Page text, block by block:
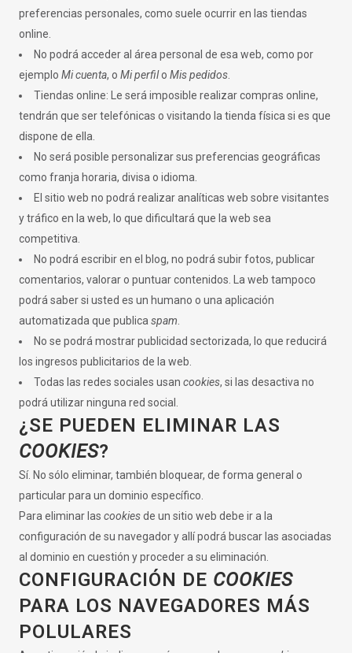
preferencias personales, como suele ocurrir en las tiendas
online.
No podrá acceder al área personal de esa web, como por
ejemplo Mi cuenta, o Mi perfilo Mis pedidos
Tiendas online: Le será imposible realizar compras online,
tendrán que ser telefónicas o visitando la tienda física si es que
dispone de ella.
No será posible personalizar sus preferencias geográficas
como franja horaria, divisa o idioma.
El sitio web no podrá realizar analíticas web sobre visitantes
y tráfico en la web, lo que dificultará que la web sea
competitiva.
No podrá escribir en el blog, no podrá subir fotos, publicar
comentarios, valorar o puntuar contenidos. La web tampoco
podrá saber si usted es un humano o una aplicación
automatizada que publica spam
No se podrá mostrar publicidad sectorizada, lo que reducirá
los ingresos publicitarios de la web.
Todas las redes sociales usan cookies, si las desactiva no
podrá utilizar ninguna red social.
¿SE PUEDEN ELIMINAR LAS
COOKIES?
Sí. No sólo eliminar, también bloquear, de forma general o
particular para un dominio específico.
Para eliminar las cookiesde un sitio web debe ir a la
configuración de su navegador y allí podrá buscar las asociadas
al dominio en cuestión y proceder a su eliminación.
CONFIGURACIÓN DE COOKIES
PARA LOS NAVEGADORES MÁS
POLULARES